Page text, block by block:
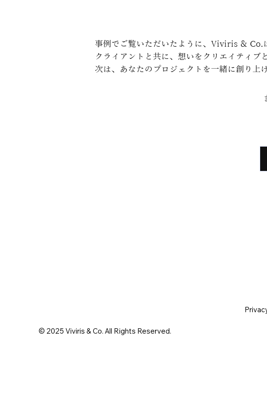
事例でご覧いただいたように、Viviris & Co.
クライアントと共に、想いをクリエイティブ
次は、あなたのプロジェクトを一緒に創り上
© 2025 Viviris & Co. All Rights Reserved.